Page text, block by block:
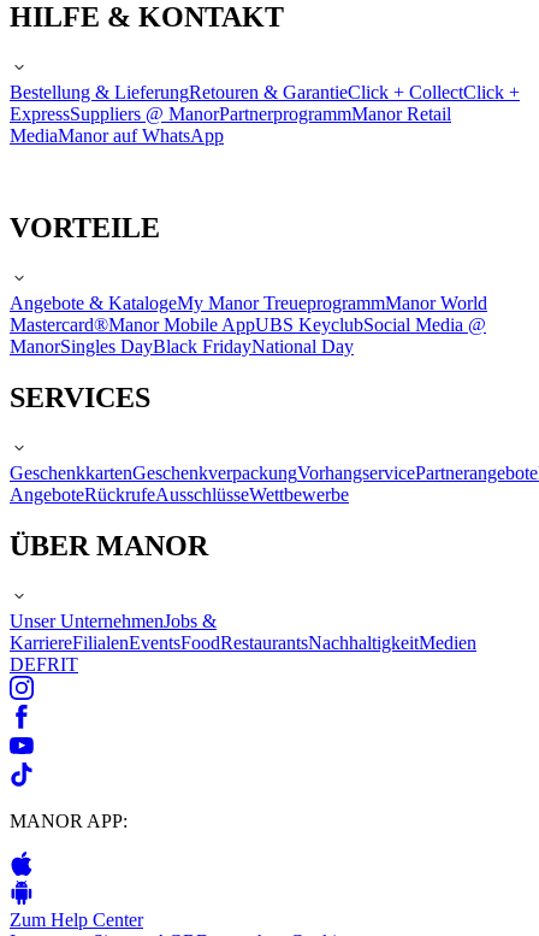
HILFE & KONTAKT
Bestellung & LieferungRetouren & GarantieClick + CollectClick +
ExpressSuppliers @ ManorPartnerprogrammManor Retail
MediaManor auf WhatsApp
VORTEILE
Angebote & KatalogeMy Manor TreueprogrammManor World
Mastercard®Manor Mobile AppUBS KeyclubSocial Media @
ManorSingles DayBlack FridayNational Day
SERVICES
GeschenkkartenGeschenkverpackungVorhangservicePartnerangebote
AngeboteRückrufeAusschlüsseWettbewerbe
ÜBER MANOR
Unser UnternehmenJobs &
KarriereFilialenEventsFoodRestaurantsNachhaltigkeitMedien
DEFRIT
MANOR APP:
Zum Help Center